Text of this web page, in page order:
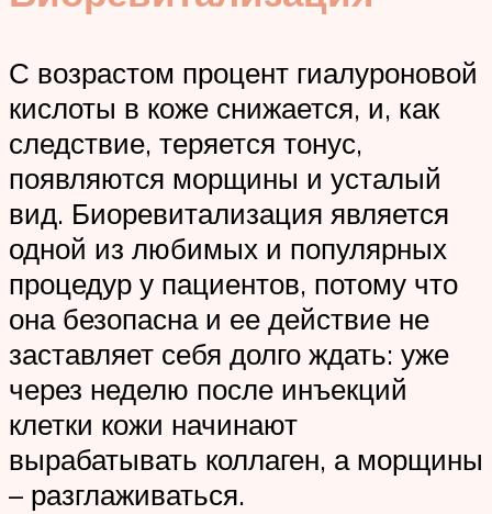
С возрастом процент гиалуроновой
кислоты в коже снижается, и, как
следствие, теряется тонус,
появляются морщины и усталый
вид. Биоревитализация является
одной из любимых и популярных
процедур у пациентов, потому что
она безопасна и ее действие не
заставляет себя долго ждать: уже
через неделю после инъекций
клетки кожи начинают
вырабатывать коллаген, а морщины
– разглаживаться.